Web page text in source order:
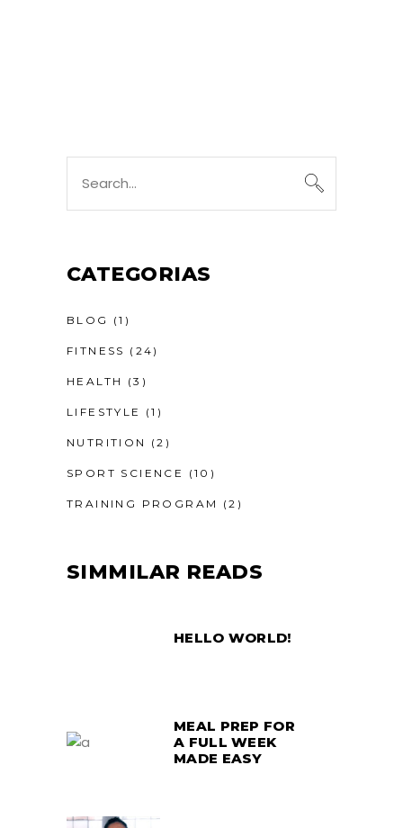
for:
CATEGORIAS
BLOG (1)
FITNESS (24)
HEALTH (3)
LIFESTYLE (1)
NUTRITION (2)
SPORT SCIENCE (10)
TRAINING PROGRAM (2)
SIMMILAR READS
HELLO WORLD!
MEAL PREP FOR
A FULL WEEK
MADE EASY